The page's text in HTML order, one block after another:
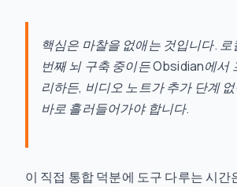
핵심은 마찰을 없애는 것입니다. 로
번째 뇌 구축 중이든 Obsidian에서
리하든, 비디오 노트가 추가 단계
바로 흘러들어가야 합니다.
이 직접 통합 덕분에 도구 다루는 시간